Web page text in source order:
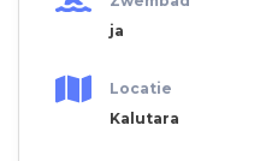
ja
Locatie
Kalutara